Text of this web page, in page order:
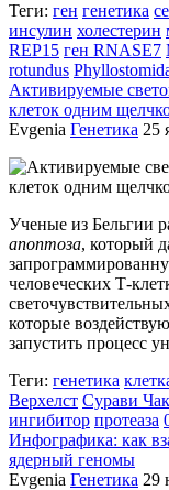
Теги: ген генетика
инсулин холестерин
REP15 ген RNASE7
rotundus
Активируемые
клеток одним
Evgenia Генетика 25
Ученые из Бельгии
апоптоза, который
человеческих Т-
которые
запустить процесс
Теги: генетика
Верхелст Сурави
ингибитор протеаза
Инфографика: как
ядерный геномы
Evgenia Генетика 29